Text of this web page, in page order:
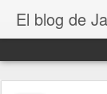
El blog de